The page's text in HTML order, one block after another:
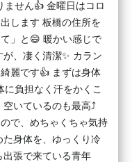
せん👍 金曜日はコロ
します 板橋の住所を
」と😄 暖かい感じで
、凄く清潔✨ カラン
麗です👍 まずは身体
に負担なく汗をかくこ
空いているのも最高⤴️
で、めちゃくちゃ気持
た身体を、ゆっくり冷
出張で来ている青年